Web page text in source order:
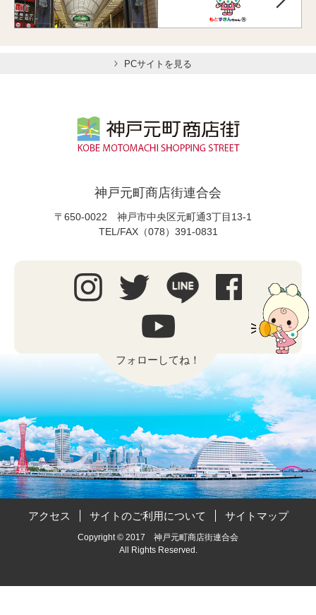
PCサイトを見る
神戸元町商店街連合会
〒650-0022 神戸市中央区元町通3丁目13-1
TEL/FAX（078）391-0831
フォローしてね！
アクセス サイトのご利用について サイトマップ
Copyright © 2017 神戸元町商店街連合会
All Rights Reserved.